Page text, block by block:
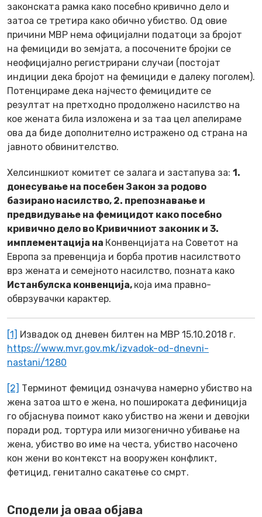
законската рамка како посебно кривично дело и
затоа се третира како обично убиство. Од овие
причини МВР нема официјални податоци за бројот
на фемициди во земјата, а посочените бројки се
неофицијално регистрирани случаи (постојат
индиции дека бројот на фемициди е далеку поголем).
Потенцираме дека најчесто фемицидите се
резултат на претходно продолжено насилство на
кое жената била изложена и за таа цел апелираме
ова да биде дополнително истражено од страна на
јавното обвинителство.
Хелсиншкиот комитет се залага и застапува за: 1.
донесување на посебен Закон за родово
базирано насилство, 2. препознавање и
предвидување на фемицидот како посебно
кривично дело во Кривичниот законик и 3.
имплементација на Конвенцијата на Советот на
Европа за превенција и борба против насилството
врз жената и семејното насилство, позната како
Истанбулска конвенција, која има правно-
обврзувачки карактер.
[1] Извадок од дневен билтен на МВР 15.10.2018 г.
https://www.mvr.gov.mk/izvadok-od-dnevni-
nastani/1280
[2] Терминот фемицид означува намерно убиство на
жена затоа што е жена, но пошироката дефиниција
го објаснува поимот како убиство на жени и девојки
поради род, тортура или мизогенично убивање на
жена, убиство во име на честа, убиство насочено
кон жени во контекст на вооружен конфликт,
фетицид, генитално сакатење со смрт.
Сподели ја оваа објава